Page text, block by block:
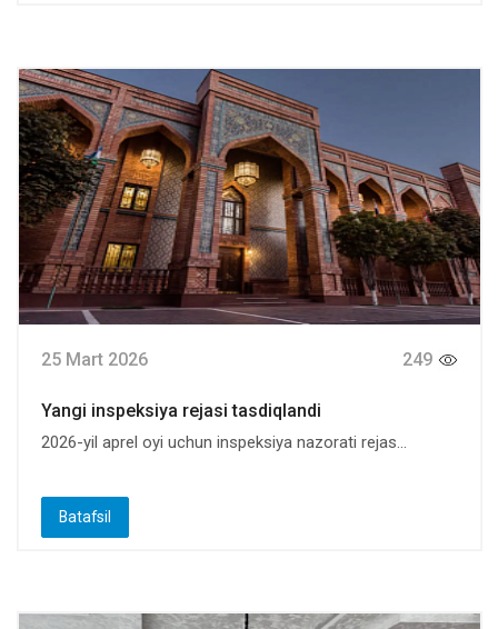
25 Mart 2026 249
Yangi inspeksiya rejasi tasdiqlandi
2026-yil aprel oyi uchun inspeksiya nazorati rejas...
Batafsil